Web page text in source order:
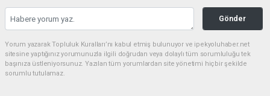
Gönder
Yorum yazarak Topluluk Kuralları’nı kabul etmiş bulunuyor ve ipekyoluhaber.net
sitesine yaptığınız yorumunuzla ilgili doğrudan veya dolaylı tüm sorumluluğu tek
başınıza üstleniyorsunuz. Yazılan tüm yorumlardan site yönetimi hiçbir şekilde
sorumlu tutulamaz.